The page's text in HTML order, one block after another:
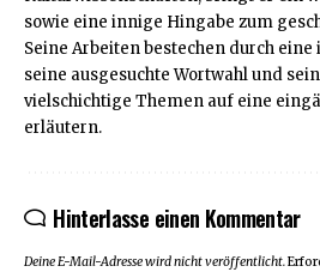
sowie eine innige Hingabe zum
Seine Arbeiten bestechen durch
seine ausgesuchte Wortwahl und
vielschichtige Themen auf eine
erläutern.
Hinterlasse einen Kommentar
Deine E-Mail-Adresse wird nicht veröffentlicht.